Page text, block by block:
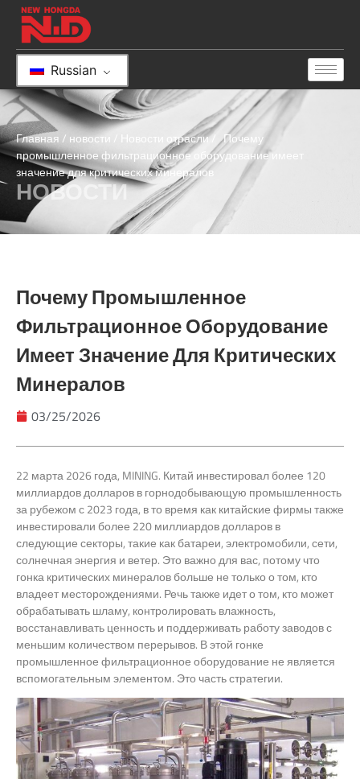
Russian
Главная / новости / Новости отрасли/ Почему
промышленное фильтрационное оборудование имеет
значение для критических минералов
НОВОСТИ
Почему Промышленное
Фильтрационное Оборудование
Имеет Значение Для Критических
Минералов
03/25/2026
22 марта 2026 года, MINING. Китай инвестировал более 120
миллиардов долларов в горнодобывающую промышленность
за рубежом с 2023 года, в то время как китайские фирмы также
инвестировали более 220 миллиардов долларов в
следующие секторы, такие как батареи, электромобили, сети,
солнечная энергия и ветер. Это важно для вас, потому что
гонка критических минералов больше не только о том, кто
владеет месторождениями. Речь также идет о том, кто может
обрабатывать шламу, контролировать влажность,
восстанавливать ценность и поддерживать работу заводов с
меньшим количеством перерывов. В этой гонке
промышленное фильтрационное оборудование не является
вспомогательным элементом. Это часть стратегии.